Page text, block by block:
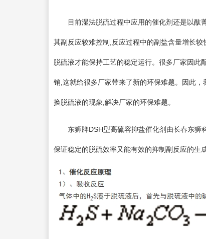
目前湿法脱硫过程中应用的催化剂还是以酞
其副反应较难控制,反应过程中的副盐含量增长
脱硫液才能保持工艺的稳定运行。很多厂家因
销,这就给很多厂家带来了新的环保难题。因此
换脱硫液的现象,解决厂家的环保难题。
东狮牌DSH型高硫容抑盐催化剂由长春东狮
保证稳定的脱硫效率又能有效的抑制副反应的生